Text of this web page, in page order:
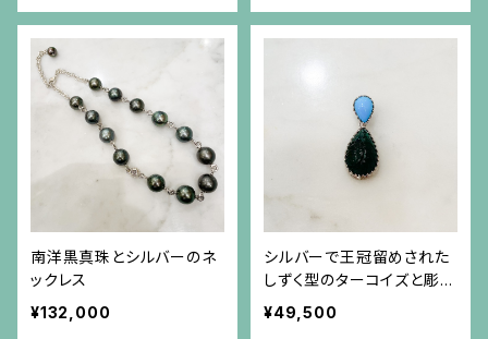
南洋黒真珠とシルバーのネ
ックレス
¥132,000
シルバーで王冠留めされた
しずく型のターコイズと彫り
入りエメラルド（10.83ct）の
ペンダント（チェーン別）
¥49,500